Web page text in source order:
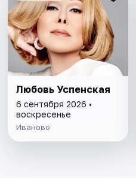
Любовь Успенская
6 сентября 2026 •
воскресенье
Иваново